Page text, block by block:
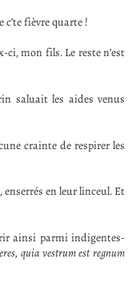
fièvre quarte !
mon fils. Le reste n’est
saluait les aides venus
crainte de respirer les
en leur linceul. Et
ainsi parmi indigentes-
quia vestrum est regnum